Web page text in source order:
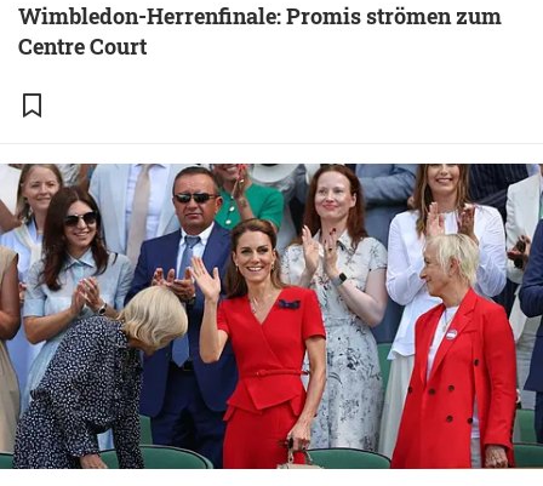
Wimbledon-Herrenfinale: Promis strömen zum
Centre Court